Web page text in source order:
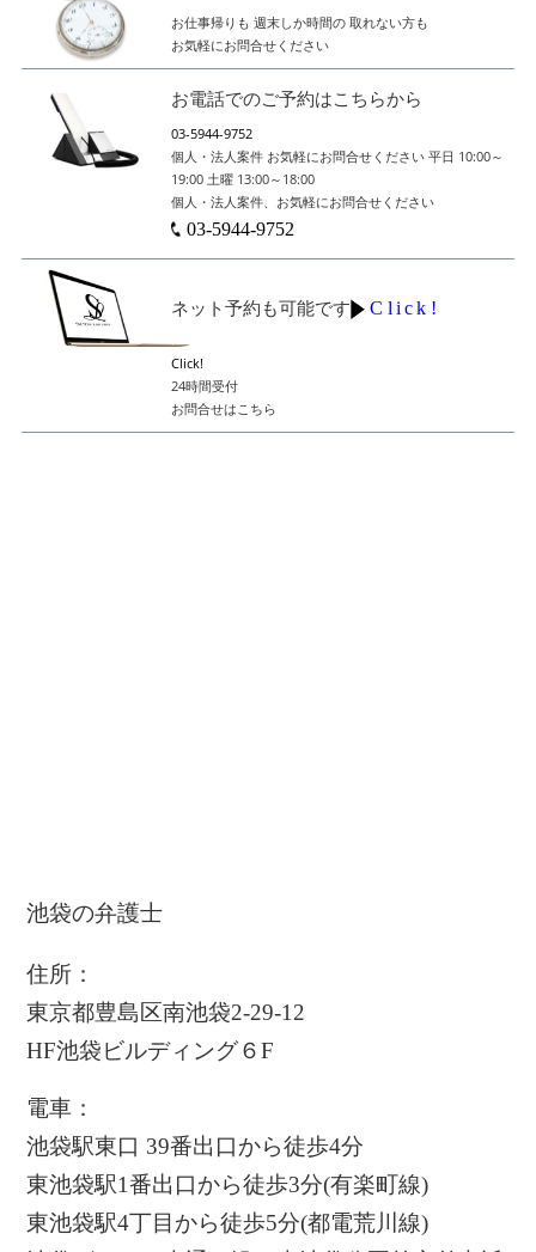
お仕事帰りも 週末しか時間の 取れない方も
お気軽にお問合せください
お電話でのご予約はこちらから
03-5944-9752
個人・法人案件 お気軽にお問合せください 平日 10:00～
19:00 土曜 13:00～18:00
個人・法人案件、お気軽にお問合せください
03-5944-9752
ネット予約も可能です Click!
Click!
24時間受付
お問合せはこちら
池袋の弁護士
住所：
東京都豊島区南池袋2-29-12
HF池袋ビルディング６F
電車：
池袋駅東口 39番出口から徒歩4分
東池袋駅1番出口から徒歩3分(有楽町線)
東池袋駅4丁目から徒歩5分(都電荒川線)